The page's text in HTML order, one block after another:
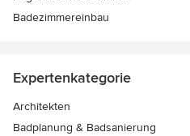
Badezimmereinbau
Expertenkategorie
Architekten
Badplanung & Badsanierung